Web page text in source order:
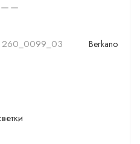
260_0099_03 Berkano